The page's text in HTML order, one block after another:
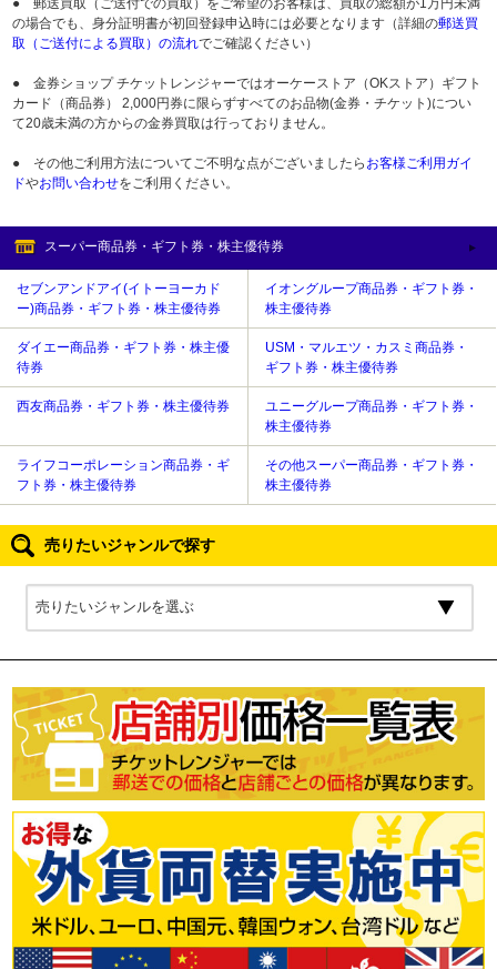
● 郵送買取（ご送付での買取）をご希望のお客様は、買取の総額が1万円未満
の場合でも、身分証明書が初回登録申込時には必要となります（詳細の郵送買
取（ご送付による買取）の流れでご確認ください）
● 金券ショップ チケットレンジャーではオーケーストア（OKストア）ギフト
カード（商品券） 2,000円券に限らずすべてのお品物(金券・チケット)につい
て20歳未満の方からの金券買取は行っておりません。
● その他ご利用方法についてご不明な点がございましたら お客様ご利用ガイ
ドやお問い合わせをご利用ください。
スーパー商品券・ギフト券・株主優待券
セブンアンドアイ(イトーヨーカド
ー)商品券・ギフト券・株主優待券
イオングループ商品券・ギフト券・
株主優待券
ダイエー商品券・ギフト券・株主優
待券
USM・マルエツ・カスミ商品券・
ギフト券・株主優待券
西友商品券・ギフト券・株主優待券
ユニーグループ商品券・ギフト券・
株主優待券
ライフコーポレーション商品券・ギ
フト券・株主優待券
その他スーパー商品券・ギフト券・
株主優待券
売りたいジャンルで探す